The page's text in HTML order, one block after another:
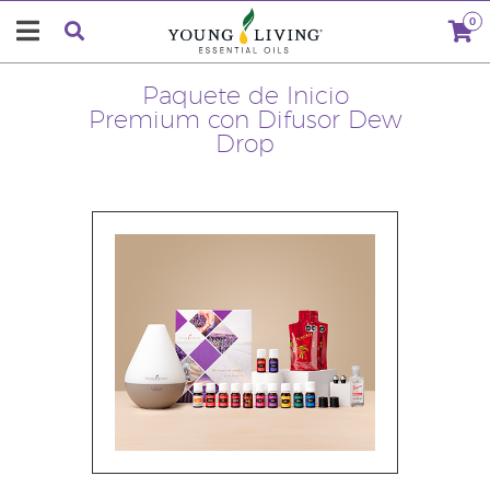
0
Paquete de Inicio
Premium con Difusor Dew
Drop